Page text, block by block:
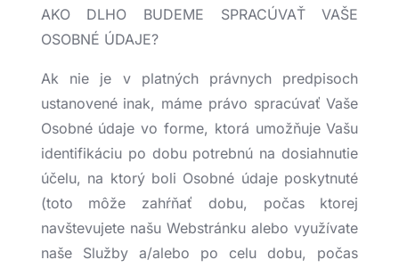
AKO DLHO BUDEME SPRACÚVAŤ VAŠE
OSOBNÉ ÚDAJE?
Ak nie je v platných právnych predpisoch
ustanovené inak, máme právo spracúvať Vaše
Osobné údaje vo forme, ktorá umožňuje Vašu
identifikáciu po dobu potrebnú na dosiahnutie
účelu, na ktorý boli Osobné údaje poskytnuté
(toto môže zahŕňať dobu, počas ktorej
navštevujete našu Webstránku alebo využívate
naše Služby a/alebo po celu dobu, počas